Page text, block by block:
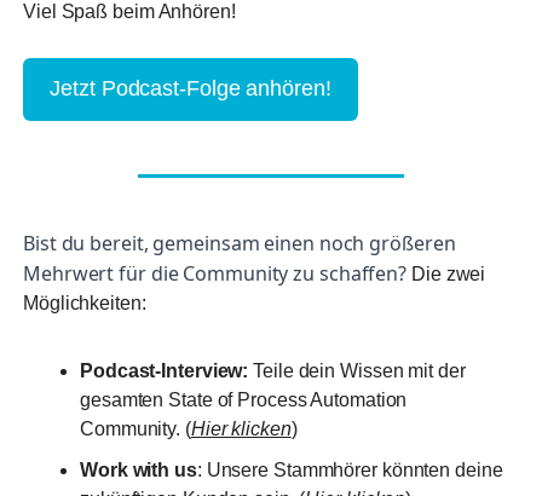
Viel Spaß beim Anhören!
Jetzt Podcast-Folge anhören!
Bist du bereit, gemeinsam einen noch größeren
Mehrwert für die Community zu schaffen? Die zwei
Möglichkeiten:
Podcast-Interview: Teile dein Wissen mit der
gesamten State of Process Automation
Community. (Hier klicken)
Work with us: Unsere Stammhörer könnten deine